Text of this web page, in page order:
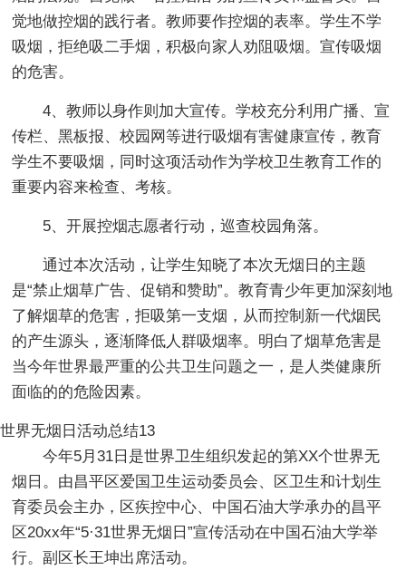
觉地做控烟的践行者。教师要作控烟的表率。学生不学
吸烟，拒绝吸二手烟，积极向家人劝阻吸烟。宣传吸烟
的危害。
4、教师以身作则加大宣传。学校充分利用广播、宣
传栏、黑板报、校园网等进行吸烟有害健康宣传，教育
学生不要吸烟，同时这项活动作为学校卫生教育工作的
重要内容来检查、考核。
5、开展控烟志愿者行动，巡查校园角落。
通过本次活动，让学生知晓了本次无烟日的主题
是“禁止烟草广告、促销和赞助”。教育青少年更加深刻地
了解烟草的危害，拒吸第一支烟，从而控制新一代烟民
的产生源头，逐渐降低人群吸烟率。明白了烟草危害是
当今年世界最严重的公共卫生问题之一，是人类健康所
面临的的危险因素。
世界无烟日活动总结13
今年5月31日是世界卫生组织发起的第XX个世界无
烟日。由昌平区爱国卫生运动委员会、区卫生和计划生
育委员会主办，区疾控中心、中国石油大学承办的昌平
区20xx年“5·31世界无烟日”宣传活动在中国石油大学举
行。副区长王坤出席活动。